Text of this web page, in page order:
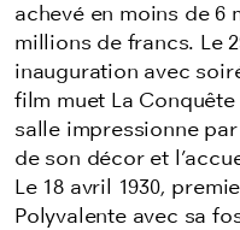
achevé en moins de 6
millions de francs. Le
inauguration avec
film muet La
salle impressionne
de son décor et
Le 18 avril 1930,
Polyvalente avec sa